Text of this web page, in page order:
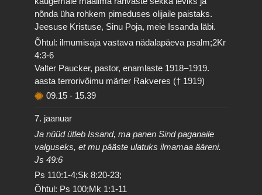
nõnda üha rohkem pimeduses olijaile paistaks.
Jeesuse Kristuse, Sinu Poja, meie Issanda läbi.
Õhtul: ilmumisaja vastava nädalapäeva psalm;2Kr
4:3-6
Valter Paucker, pastor, enamlaste 1918–1919.
aasta terrorivõimu märter Rakveres († 1919)
09.15 - 15.39
7. jaanuar
Ja nüüd ütleb Issand, ma panen Sind paganaile
valguseks, et mu pääste ulatuks ilmamaa ääreni.
Js 49:6
Ps 110:1-4;Sk 8:20-23;
Õhtul: Ps 100;Mk 1:1-11